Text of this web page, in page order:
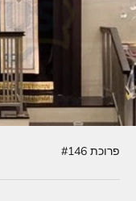
פרוכת #146